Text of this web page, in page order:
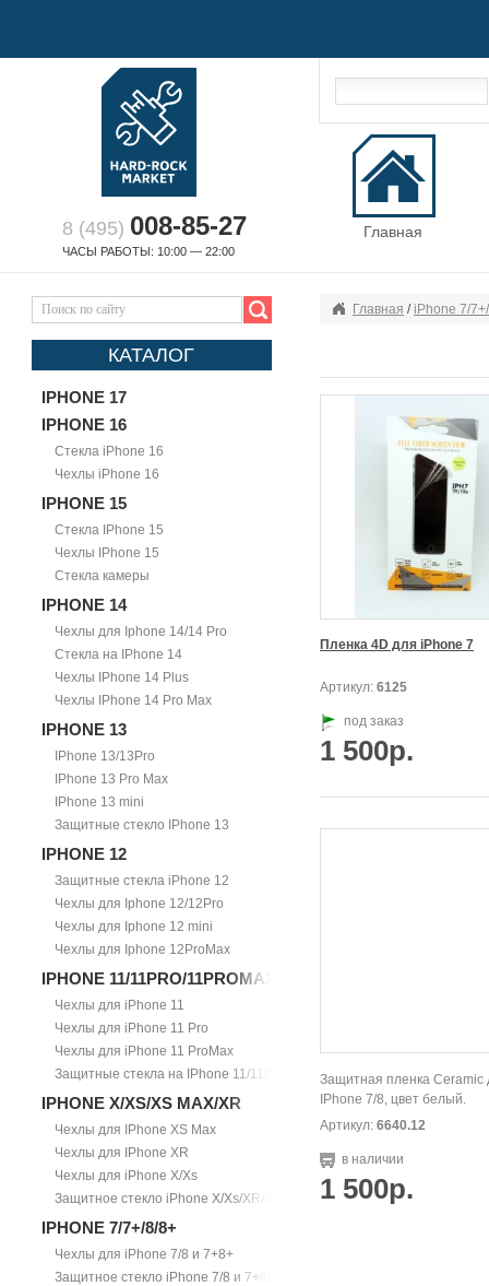
8 (495) 008-85-27
ЧАСЫ РАБОТЫ: 10:00 — 22:00
Главная
КАТАЛОГ
IPHONE 17
IPHONE 16
Стекла iPhone 16
Чехлы iPhone 16
IPHONE 15
Стекла IPhone 15
Чехлы IPhone 15
Стекла камеры
IPHONE 14
Чехлы для Iphone 14/14 Pro
Стекла на IPhone 14
Чехлы IPhone 14 Plus
Чехлы IPhone 14 Pro Max
IPHONE 13
IPhone 13/13Pro
IPhone 13 Pro Max
IPhone 13 mini
Защитные стекло IPhone 13
IPHONE 12
Защитные стекла iPhone 12
Чехлы для Iphone 12/12Pro
Чехлы для Iphone 12 mini
Чехлы для Iphone 12ProMax
IPHONE 11/11PRO/11PROMAX
Чехлы для iPhone 11
Чехлы для iPhone 11 Pro
Чехлы для iPhone 11 ProMax
Защитные стекла на IPhone 11/11Pro/11ProMax
IPHONE X/XS/XS MAX/XR
Чехлы для IPhone XS Max
Чехлы для IPhone XR
Чехлы для iPhone X/Xs
Защитное стекло iPhone X/Xs/XR/Xs Max
IPHONE 7/7+/8/8+
Чехлы для iPhone 7/8 и 7+8+
Защитное стекло iPhone 7/8 и 7+/8+
Главная / iPhone 7/
Пленка 4D для iPhone 7
Артикул: 6125
под заказ
1 500р.
Защитная пленка Ceramic
IPhone 7/8, цвет белый.
Артикул: 6640.12
в наличии
1 500р.